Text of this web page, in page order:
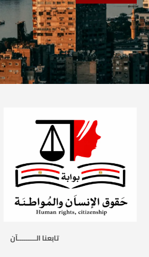
تابعنا الـــــــــآن